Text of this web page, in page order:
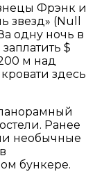
Фрэнк и
звезд» (Null
одну ночь в
$
м над
здесь
Ранее
необычные
бункере.